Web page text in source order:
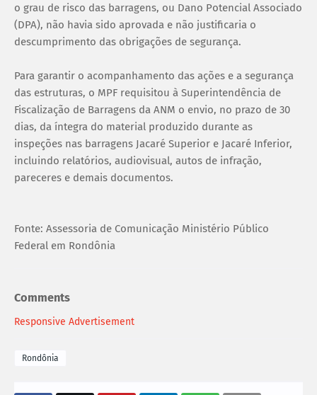
o grau de risco das barragens, ou Dano Potencial Associado
(DPA), não havia sido aprovada e não justificaria o
descumprimento das obrigações de segurança.
Para garantir o acompanhamento das ações e a segurança
das estruturas, o MPF requisitou à Superintendência de
Fiscalização de Barragens da ANM o envio, no prazo de 30
dias, da íntegra do material produzido durante as
inspeções nas barragens Jacaré Superior e Jacaré Inferior,
incluindo relatórios, audiovisual, autos de infração,
pareceres e demais documentos.
Fonte: Assessoria de Comunicação Ministério Público
Federal em Rondônia
Comments
Responsive Advertisement
Rondônia